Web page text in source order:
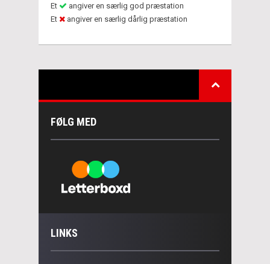
Et
angiver en særlig god præstation
Et
angiver en særlig dårlig præstation
FØLG MED
LINKS